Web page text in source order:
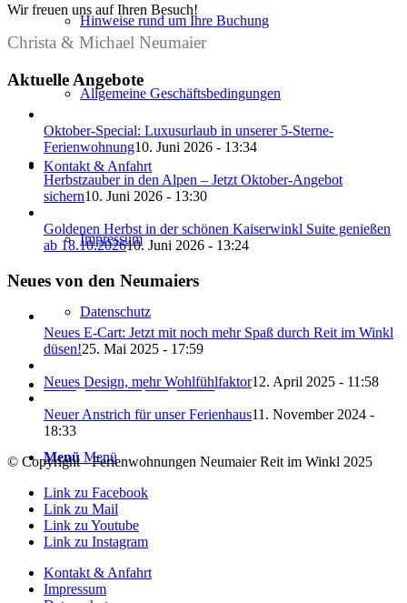
Hinweise rund um Ihre Buchung
Allgemeine Geschäftsbedingungen
Kontakt & Anfahrt
Impressum
Datenschutz
Anfrage mit Bestpreisgarantie
Menü Menü
Wir freuen uns auf Ihren Besuch!
Christa & Michael Neumaier
Aktuelle Angebote
Oktober-Special: Luxusurlaub in unserer 5-Sterne-
Ferienwohnung10. Juni 2026 - 13:34
Herbstzauber in den Alpen – Jetzt Oktober-Angebot
sichern10. Juni 2026 - 13:30
Goldenen Herbst in der schönen Kaiserwinkl Suite genießen
ab 18.10.202610. Juni 2026 - 13:24
Neues von den Neumaiers
Neues E-Cart: Jetzt mit noch mehr Spaß durch Reit im Winkl
düsen!25. Mai 2025 - 17:59
Neues Design, mehr Wohlfühlfaktor12. April 2025 - 11:58
Neuer Anstrich für unser Ferienhaus11. November 2024 -
18:33
© Copyright - Ferienwohnungen Neumaier Reit im Winkl 2025
Link zu Facebook
Link zu Mail
Link zu Youtube
Link zu Instagram
Kontakt & Anfahrt
Impressum